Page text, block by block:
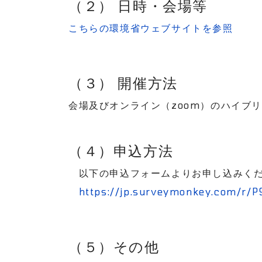
（２） 日時・会場等
こちらの環境省ウェブサイトを参照
（３） 開催方法
会場及びオンライン（zoom）のハイブ
（４）申込方法
以下の申込フォームよりお申し込みくだ
https://jp.surveymonkey.com/r/
（５）その他